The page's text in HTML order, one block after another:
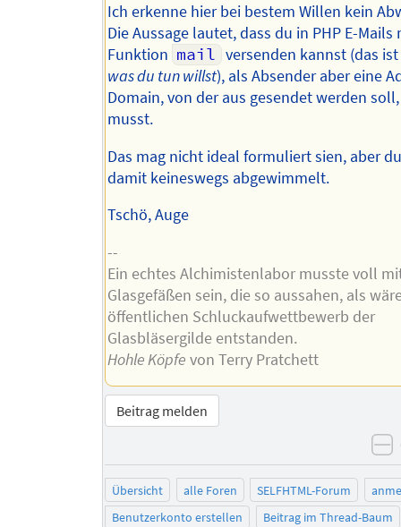
Ich erkenne hier bei bestem Willen kein
Die Aussage lautet, dass du in PHP E-Mails
Funktion mail versenden kannst (das ist
was du tun willst), als Absender aber eine
Domain, von der aus gesendet werden
musst.
Das mag nicht ideal formuliert sien, aber
damit keineswegs abgewimmelt.
Tschö, Auge
--
Ein echtes Alchimistenlabor musste voll
Glasgefäßen sein, die so aussahen, als
öffentlichen Schluckaufwettbewerb der
Glasbläsergilde entstanden.
Hohle Köpfe von Terry Pratchett
Beitrag melden
Übersicht alle Foren SELFHTML-Forum
Benutzerkonto erstellen
Beitrag im Thread-Baum